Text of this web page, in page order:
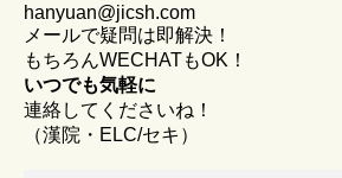
hanyuan@jicsh.com
メールで疑問は即解決！
もちろんWECHATもOK！
いつでも気軽に
連絡してくださいね！
（漢院・ELC/セキ）